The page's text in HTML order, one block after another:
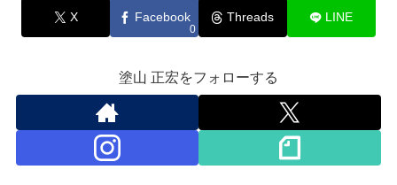
X Facebook
0
Threads LINE
塗山 正宏をフォローする